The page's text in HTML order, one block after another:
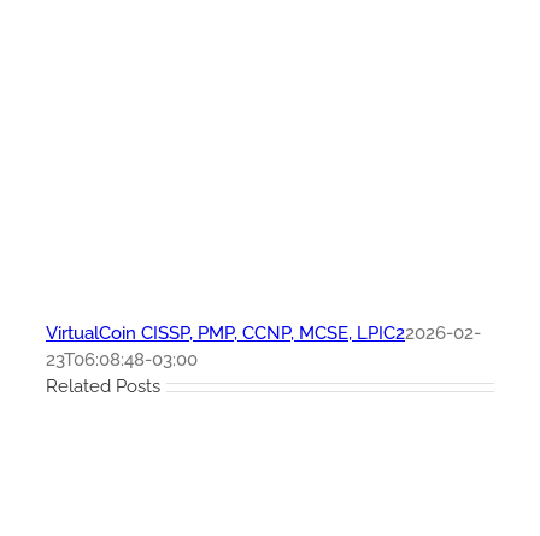
VirtualCoin CISSP, PMP, CCNP, MCSE, LPIC22026-02-
23T06:08:48-03:00
Related Posts